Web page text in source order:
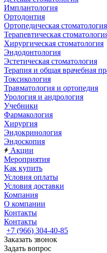
Имплантология
Ортодонтия
Ортопедическая стоматология
Терапевтическая
Хирургическая стоматология
Эндодонтология
Эстетическая стоматология
Терапия и общая врачебная
Токсикология
Травматология и ортопедия
Урология и андрология
Учебники
Фармакология
Хирургия
Эндокринология
Эндоскопия
Акции
Мероприятия
Как купить
Условия оплаты
Условия доставки
Компания
О компании
Контакты
Контакты
+7 (966) 304-40-85
Заказать звонок
Задать вопрос